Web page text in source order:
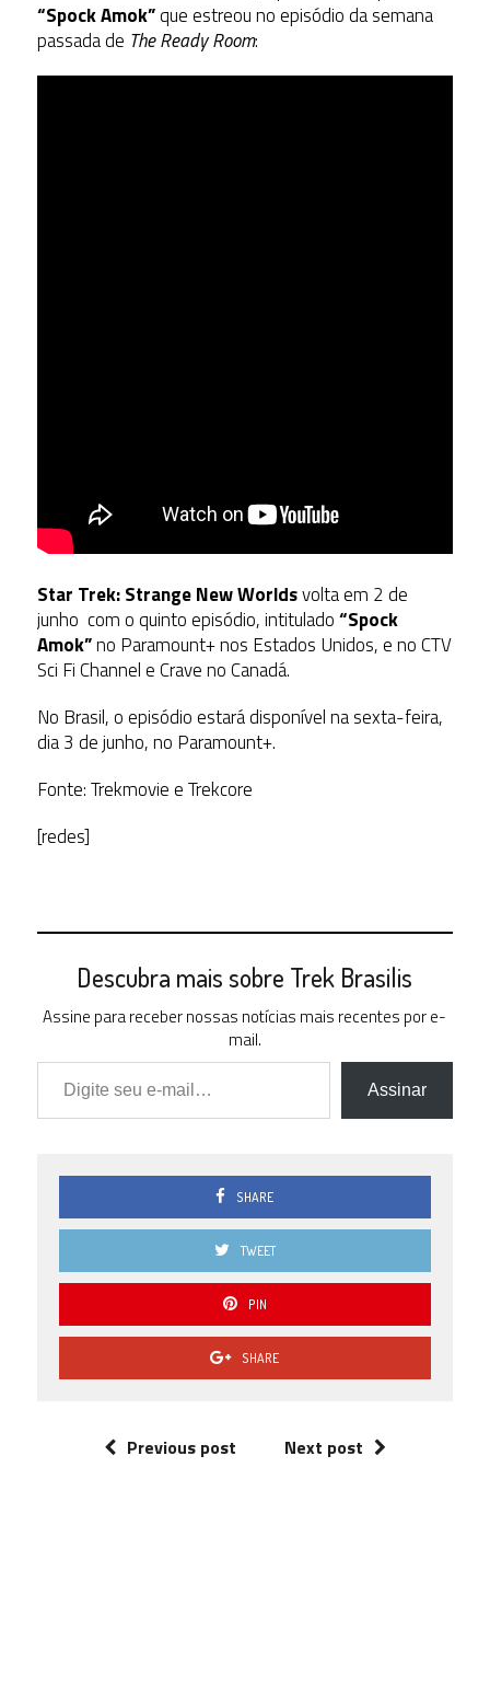
“Spock Amok”que estreou no episódio da semana
passada de The Ready Room:
Star Trek: Strange New Worldsvolta em 2 de
junho com o quinto episódio, intitulado“Spock
Amok”no Paramount+ nos Estados Unidos, e no CTV
Sci Fi Channel e Crave no Canadá.
No Brasil, o episódio estará disponível na sexta-feira,
dia 3 de junho, no Paramount+.
Fonte: Trekmovie e Trekcore
[redes]
Descubra mais sobre Trek Brasilis
Assine para receber nossas notícias mais recentes por e-
mail.
Digite seu e-mail…
Assinar
SHARE
TWEET
PIN
SHARE
Previous post Next post